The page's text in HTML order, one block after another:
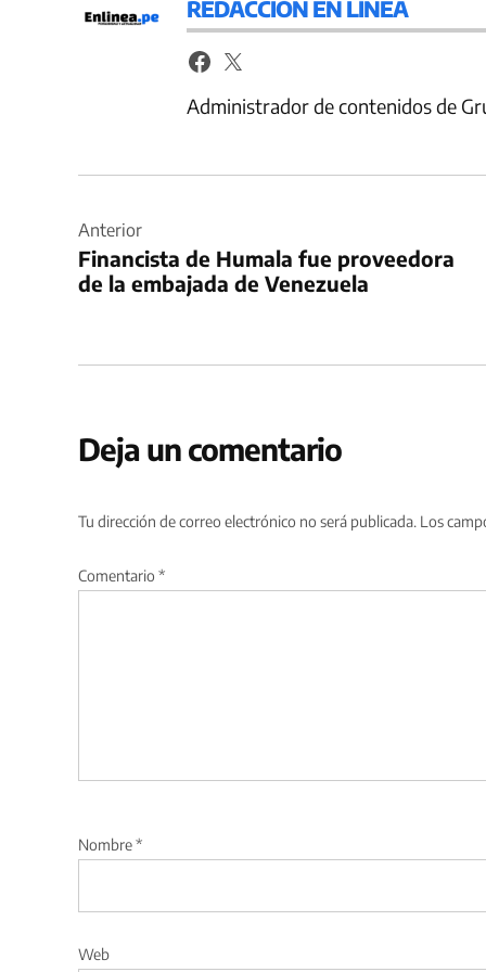
REDACCIÓN EN LÍNEA
Administrador de contenidos de
de
entradas
Anterior
Financista de Humala fue proveedora
de la embajada de Venezuela
Deja un comentario
Tu dirección de correo electrónico no será publicada. Los
Comentario *
Nombre*
Web